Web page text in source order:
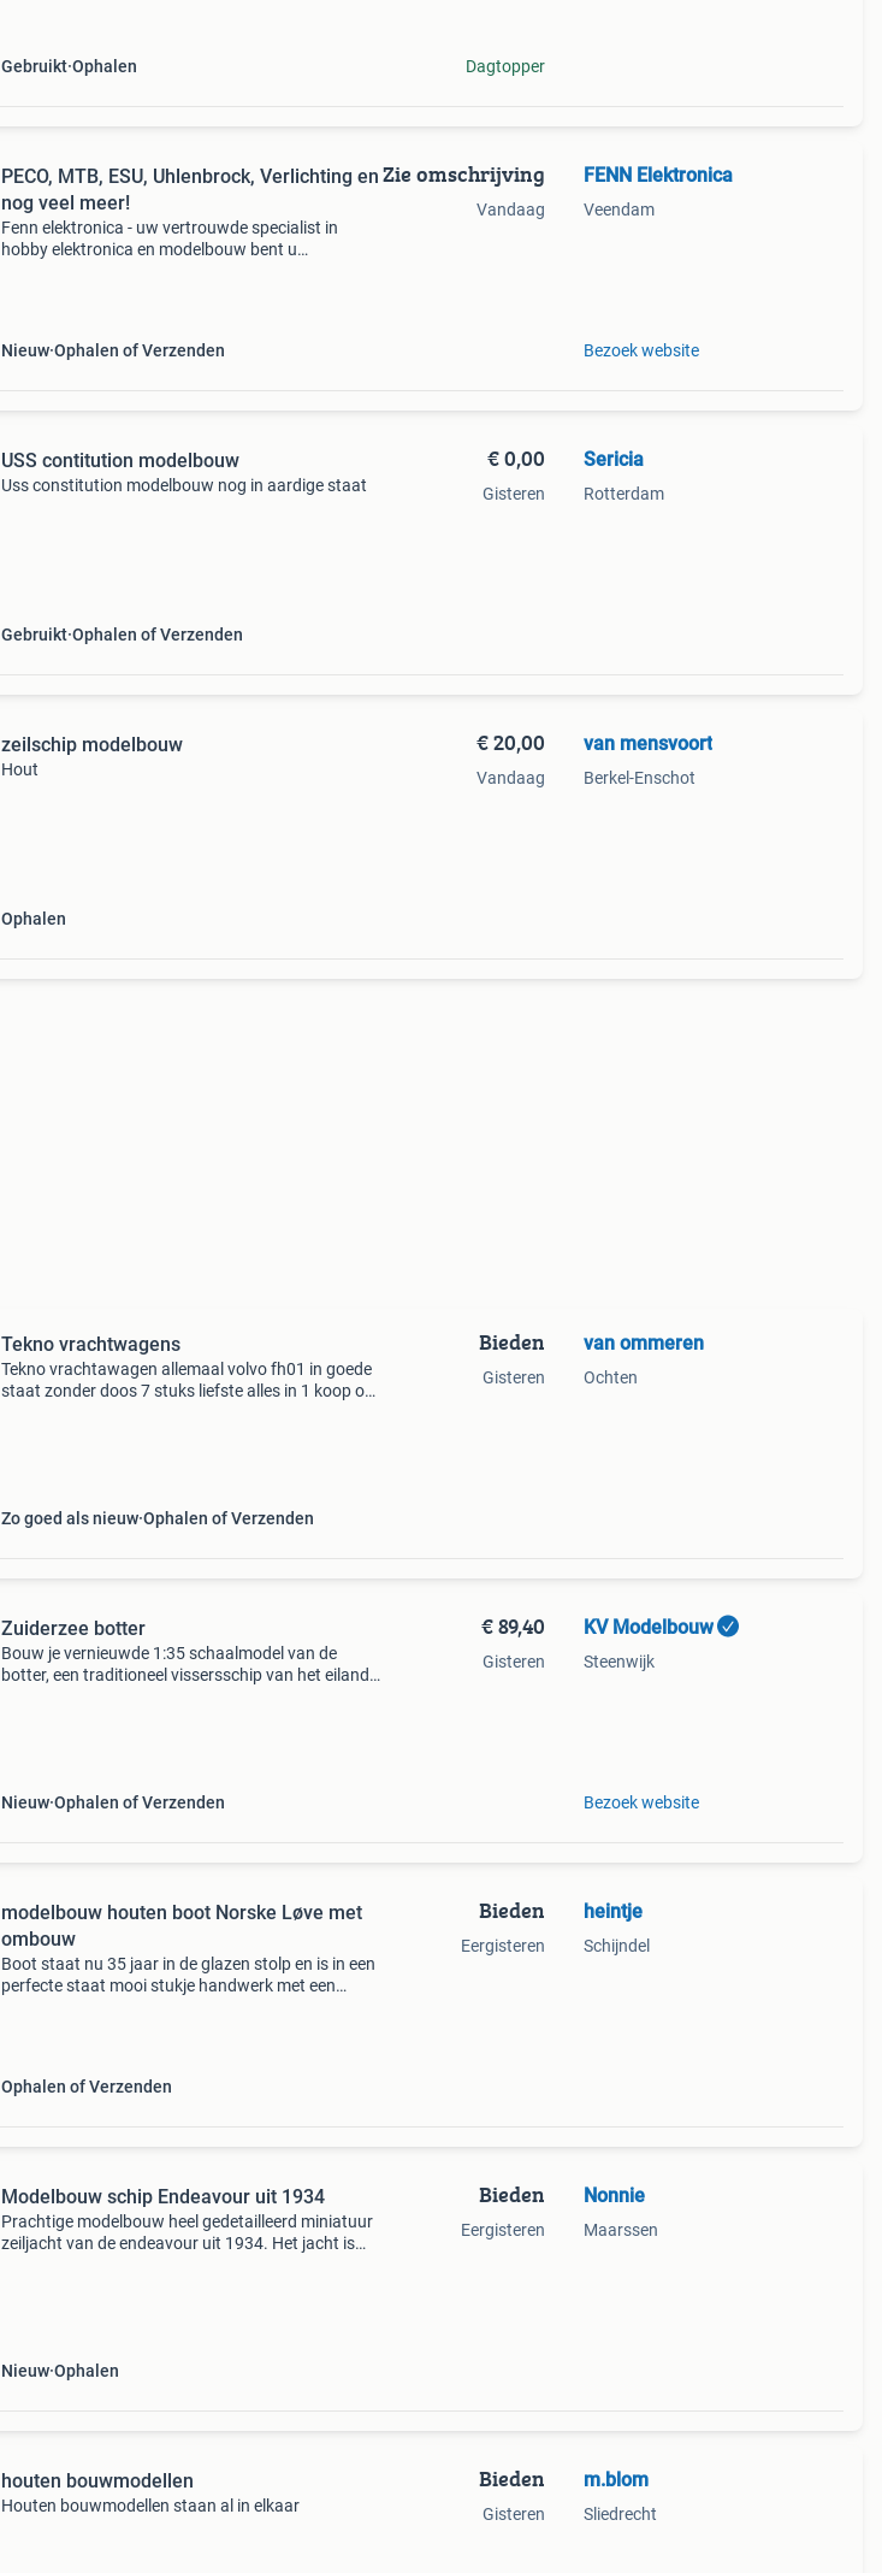
Gebruikt Ophalen Dagtopper
PECO, MTB, ESU, Uhlenbrock, Verlichting en
nog veel meer!
Fenn elektronica - uw vertrouwde specialist in
hobby elektronica en modelbouw bent u
Nieuw Ophalen of Verzenden
Zie omschrijving
Vandaag
FENN Elektronica
Veendam
Bezoek website
USS contitution modelbouw
Uss constitution modelbouw nog in aardige staat
Gebruikt Ophalen of Verzenden
€ 0,00
Gisteren
Sericia
Rotterdam
zeilschip modelbouw
Hout
Ophalen
€ 20,00
Vandaag
van mensvoort
Berkel-Enschot
Tekno vrachtwagens
Tekno vrachtawagen allemaal volvo fh01 in goede
staat zonder doos 7 stuks liefste alles in 1 koop ook
Zo goed als nieuw Ophalen of Verzenden
Bieden
Gisteren
van ommeren
Ochten
Zuiderzee botter
Bouw je vernieuwde 1:35 schaalmodel van de
botter, een traditioneel vissersschip van het eiland
Nieuw Ophalen of Verzenden
€ 89,40
Gisteren
KV Modelbouw
Steenwijk
Bezoek website
modelbouw houten boot Norske Løve met
ombouw
Boot staat nu 35 jaar in de glazen stolp en is in een
perfecte staat mooi stukje handwerk met een
Ophalen of Verzenden
Bieden
Eergisteren
heintje
Schijndel
Modelbouw schip Endeavour uit 1934
Prachtige modelbouw heel gedetailleerd miniatuur
zeiljacht van de endeavour uit 1934. Het jacht is
Nieuw Ophalen
Bieden
Eergisteren
Nonnie
Maarssen
houten bouwmodellen
Houten bouwmodellen staan al in elkaar
Bieden
Gisteren
m.blom
Sliedrecht